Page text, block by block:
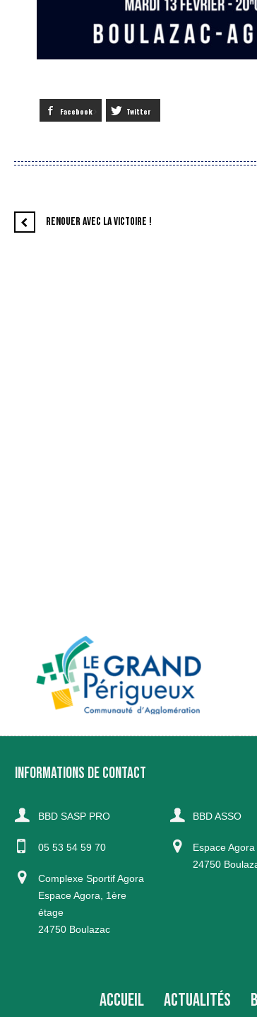
Facebook Twitter
RENOUER AVEC LA VICTOIRE !
INFORMATIONS DE CONTACT
BBD SASP PRO
05 53 54 59 70
Complexe Sportif Agora
Espace Agora, 1ère
étage
24750 Boulazac
BBD ASSO
Espace Agora
24750
ACCUEIL ACTUALITÉS